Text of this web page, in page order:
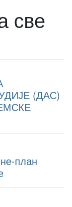
све
(ДАС)
план